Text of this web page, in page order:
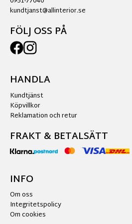
kundtjanst@allinterior.se
FÖLJ OSS PÅ
HANDLA
Kundtjänst
Köpvillkor
Reklamation och retur
FRAKT & BETALSÄTT
INFO
Om oss
Integritetspolicy
Om cookies